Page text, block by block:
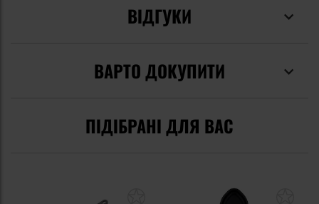
ВІДГУКИ
ВАРТО ДОКУПИТИ
ПІДІБРАНІ ДЛЯ ВАС